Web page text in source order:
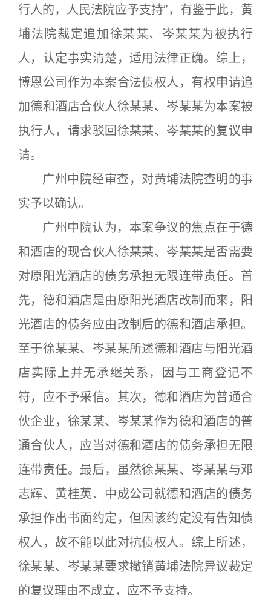
行人的，人民法院应予支持”，有鉴于此，黄
埔法院裁定追加徐某某、岑某某为被执行
人，认定事实清楚，适用法律正确。综上，
博恩公司作为本案合法债权人，有权申请追
加德和酒店合伙人徐某某、岑某某为本案被
执行人，请求驳回徐某某、岑某某的复议申
请。
广州中院经审查，对黄埔法院查明的事
实予以确认。
广州中院认为，本案争议的焦点在于德
和酒店的现合伙人徐某某、岑某某是否需要
对原阳光酒店的债务承担无限连带责任。首
先，德和酒店是由原阳光酒店改制而来，阳
光酒店的债务应由改制后的德和酒店承担。
至于徐某某、岑某某所述德和酒店与阳光酒
店实际上并无承继关系，因与工商登记不
符，应不予采信。其次，德和酒店为普通合
伙企业，徐某某、岑某某作为德和酒店的普
通合伙人，应当对德和酒店的债务承担无限
连带责任。最后，虽然徐某某、岑某某与邓
志辉、黄桂英、中成公司就德和酒店的债务
承担作出书面约定，但因该约定没有告知债
权人，故不能以此对抗债权人。综上所述，
徐某某、岑某某要求撤销黄埔法院异议裁定
的复议理由不成立，应不予支持。